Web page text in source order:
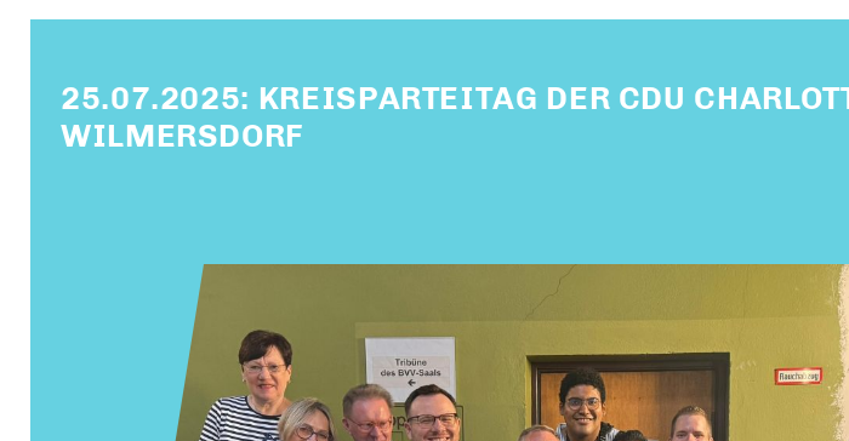
25.07.2025: KREISPARTEITAG DER CDU
WILMERSDORF